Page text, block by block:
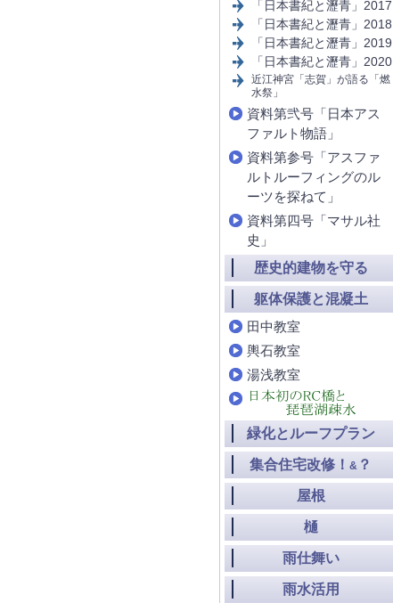
「日本書紀と瀝青」2017
「日本書紀と瀝青」2018
「日本書紀と瀝青」2019
「日本書紀と瀝青」2020
近江神宮「志賀」が語る「燃
水祭」
資料第弐号「日本アス
ファルト物語」
資料第参号「アスファ
ルトルーフィングのル
ーツを探ねて」
資料第四号「マサル社
史」
歴史的建物を守る
躯体保護と混凝土
田中教室
輿石教室
湯浅教室
緑化とルーフプラン
集合住宅改修！ & ？
屋根
樋
雨仕舞い
雨水活用